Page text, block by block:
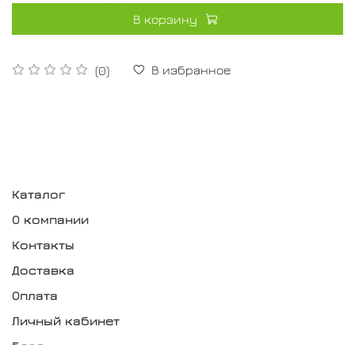
(0) В избранное
В корзину
Каталог
О компании
Контакты
Доставка
Оплата
Личный кабинет